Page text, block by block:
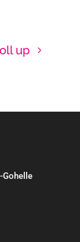
up
Gohelle